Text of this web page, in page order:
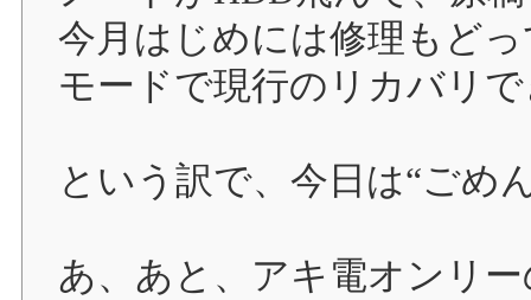
今月はじめには修理もど
モードで現行のリカバリ
という訳で、今日は“ごめ
あ、あと、アキ電オンリ